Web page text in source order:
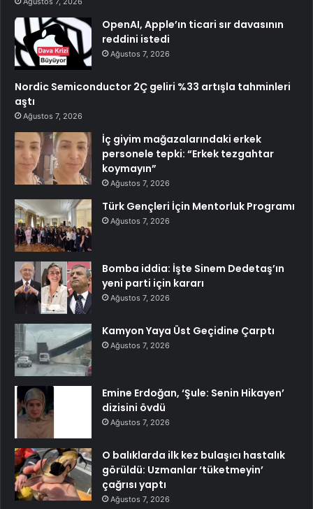
OpenAI, Apple’ın ticari sır davasının
reddini istedi
Ağustos 7, 2026
Nordic Semiconductor 2Ç geliri %33 artışla tahminleri
aştı
Ağustos 7, 2026
İç giyim mağazalarındaki erkek
personele tepki: “Erkek tezgahtar
koymayın”
Ağustos 7, 2026
Türk Gençleri İçin Mentorluk Programı
Ağustos 7, 2026
Bomba iddia: İşte Sinem Dedetaş’ın
yeni parti için kararı
Ağustos 7, 2026
Kamyon Yaya Üst Geçidine Çarptı
Ağustos 7, 2026
Emine Erdoğan, ‘Şule: Senin Hikayen’
dizisini övdü
Ağustos 7, 2026
O balıklarda ilk kez bulaşıcı hastalık
görüldü: Uzmanlar ‘tüketmeyin’
çağrısı yaptı
Ağustos 7, 2026